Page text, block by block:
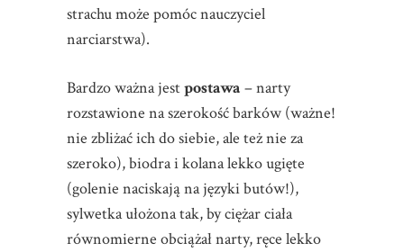
strachu może pomóc nauczyciel
narciarstwa).
Bardzo ważna jestpostawa – narty
rozstawione na szerokość barków (ważne!
nie zbliżać ich do siebie, ale też nie za
szeroko), biodra i kolana lekko ugięte
(golenie naciskają na języki butów!),
sylwetka ułożona tak, by ciężar ciała
równomierne obciążał narty, ręce lekko